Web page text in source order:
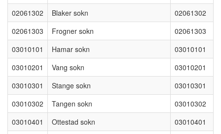
02061302
Blaker sokn
02061302
02061303
Frogner sokn
02061303
03010101
Hamar sokn
03010101
03010201
Vang sokn
03010201
03010301
Stange sokn
03010301
03010302
Tangen sokn
03010302
03010401
Ottestad sokn
03010401